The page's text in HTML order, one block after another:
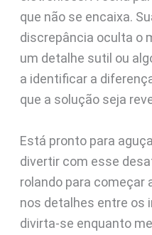
que não se encaixa.
discrepância oculta o
um detalhe sutil ou
a identificar a
que a solução seja
Está pronto para
divertir com esse
rolando para começar
nos detalhes entre os
divirta-se enquanto